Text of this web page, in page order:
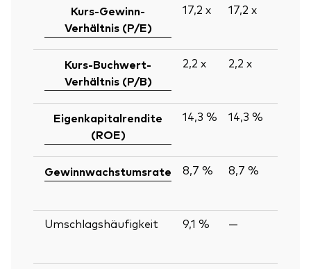
Kurs-Gewinn-
Verhältnis (P/E)
17,2 x 17,2 x
Kurs-Buchwert-
Verhältnis (P/B)
2,2 x 2,2 x
Eigenkapitalrendite
(ROE)
14,3 % 14,3 %
Gewinnwachstumsrate 8,7 % 8,7 %
Umschlagshäufigkeit 9,1 % —